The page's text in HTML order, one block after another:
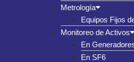
Metrología
Equipos Fijos
Monitoreo de Activos
En
En SF6